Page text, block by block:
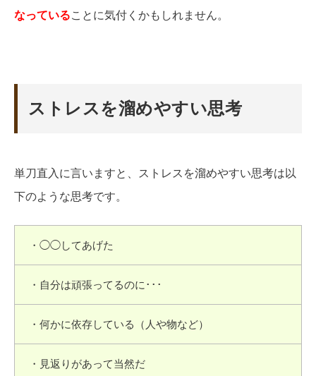
なっていることに気付くかもしれません。
ストレスを溜めやすい思考
単刀直入に言いますと、ストレスを溜めやすい思考は以
下のような思考です。
・◯◯してあげた
・自分は頑張ってるのに･･･
・何かに依存している（人や物など）
・見返りがあって当然だ